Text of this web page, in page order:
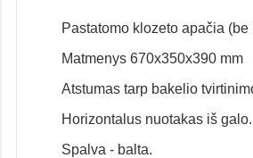
Pastatomo klozeto apačia (be
Matmenys 670x350x390 mm
Atstumas tarp bakelio
Horizontalus nuotakas iš galo.
Spalva - balta.